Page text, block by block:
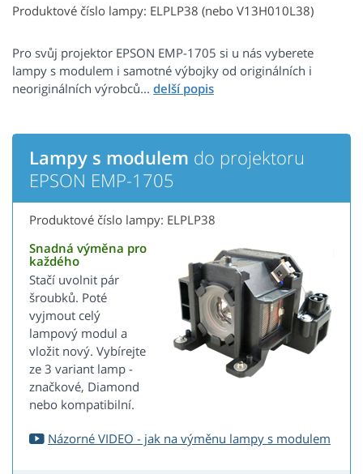
Produktové číslo lampy: ELPLP38 (nebo V13H010L38)
Pro svůj projektor EPSON EMP-1705 si u nás vyberete
lampy s modulem i samotné výbojky od originálních i
neoriginálních výrobců...
Lampy s modulem do projektoru
EPSON EMP-1705
Produktové číslo lampy: ELPLP38
Snadná výměna pro
každého
Stačí uvolnit pár
šroubků. Poté
vyjmout celý
lampový modul a
vložit nový. Vybírejte
ze 3 variant lamp -
značkové, Diamond
nebo kompatibilní.
Názorné VIDEO - jak na výměnu lampy s modulem